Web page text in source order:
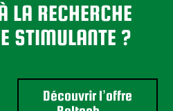
LA RECHERCHE
STIMULANTE ?
Découvrir l’offre